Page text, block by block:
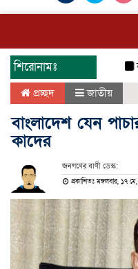
শিরোনামঃ
প্রচ্ছদ জাতীয়
বাংলাদেশ যেন
কাদের
জনগণের বাণী ডেস্ক:
প্রকাশিতঃ মঙ্গলবার, ১৭